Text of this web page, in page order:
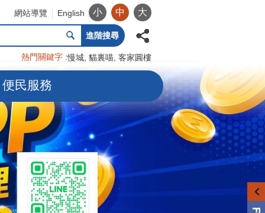
網站導覽 English 小 中 大
進階搜尋
熱門關鍵字 慢城 貓裏喵 客家圓樓
便民服務